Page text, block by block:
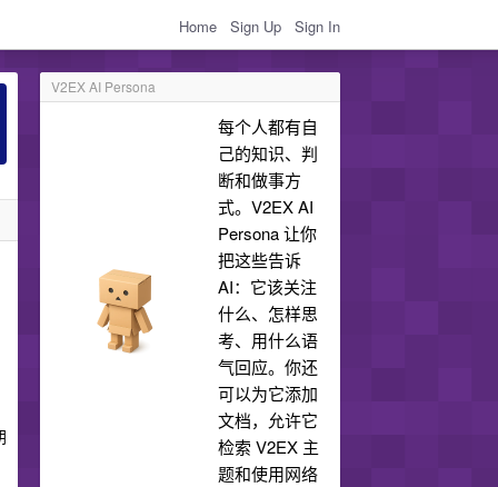
Home Sign Up Sign In
V2EX AI Persona
每个人都有自
己的知识、判
断和做事方
式。V2EX AI
Persona 让你
把这些告诉
AI：它该关注
什么、怎样思
考、用什么语
气回应。你还
可以为它添加
文档，允许它
检索 V2EX 主
题和使用网络